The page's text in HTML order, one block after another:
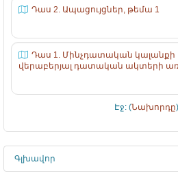
Դաս 2. Ապացույցներ, թեմա 1
Դաս 1. Մինչդատական կալանքի
վերաբերյալ դատական ակտերի
Էջ: (Նախորդը)
Գլխավոր